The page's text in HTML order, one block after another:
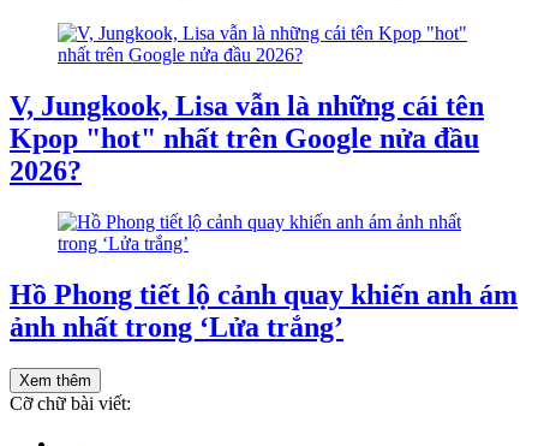
V, Jungkook, Lisa vẫn là những cái tên
Kpop "hot" nhất trên Google nửa đầu
2026?
Hồ Phong tiết lộ cảnh quay khiến anh ám
ảnh nhất trong ‘Lửa trắng’
Xem thêm
Cỡ chữ bài viết: